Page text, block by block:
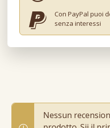
Con PayPal puoi
senza interessi
Nessun